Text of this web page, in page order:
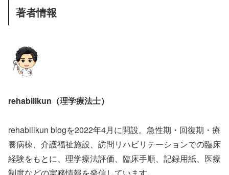
著者情報
rehabilikun（理学療法士）
rehabilikun blogを2022年4月に開設。急性期・回復期・療
養病棟、介護福祉施設、訪問リハビリテーションでの臨床
経験をもとに、理学療法評価、臨床手順、記録用紙、医療
制度などの実務情報を発信しています。